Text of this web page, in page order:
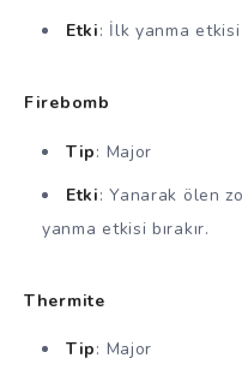
Etki: İlk yanma
Firebomb
Tip: Major
Etki: Yanarak ölen
yanma etkisi bırakır.
Thermite
Tip: Major